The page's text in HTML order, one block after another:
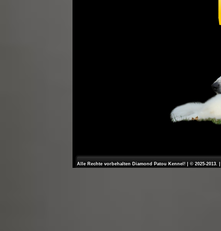
Alle Rechte vorbehalten Diamond Patou Kennel! | © 2025-2013.